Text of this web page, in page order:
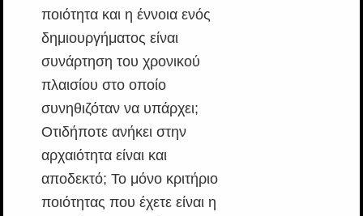
ποιότητα και η έννοια ενός
δημιουργήματος είναι
συνάρτηση του χρονικού
πλαισίου στο οποίο
συνηθιζόταν να υπάρχει;
Οτιδήποτε ανήκει στην
αρχαιότητα είναι και
αποδεκτό; Το μόνο κριτήριο
ποιότητας που έχετε είναι η